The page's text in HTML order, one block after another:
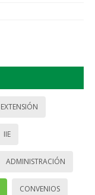
EXTENSIÓN
IIE
ADMINISTRACIÓN
CONVENIOS